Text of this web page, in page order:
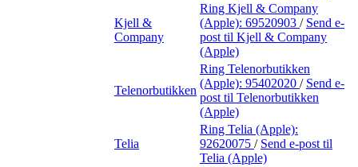
Kjell &
Company
Ring Kjell & Company
(Apple): 69520903 / Send e-
post til Kjell & Company
(Apple)
Telenorbutikken
Ring Telenorbutikken
(Apple): 95402020 / Send e-
post til Telenorbutikken
(Apple)
Telia
Ring Telia (Apple):
92620075 / Send e-post til
Telia (Apple)